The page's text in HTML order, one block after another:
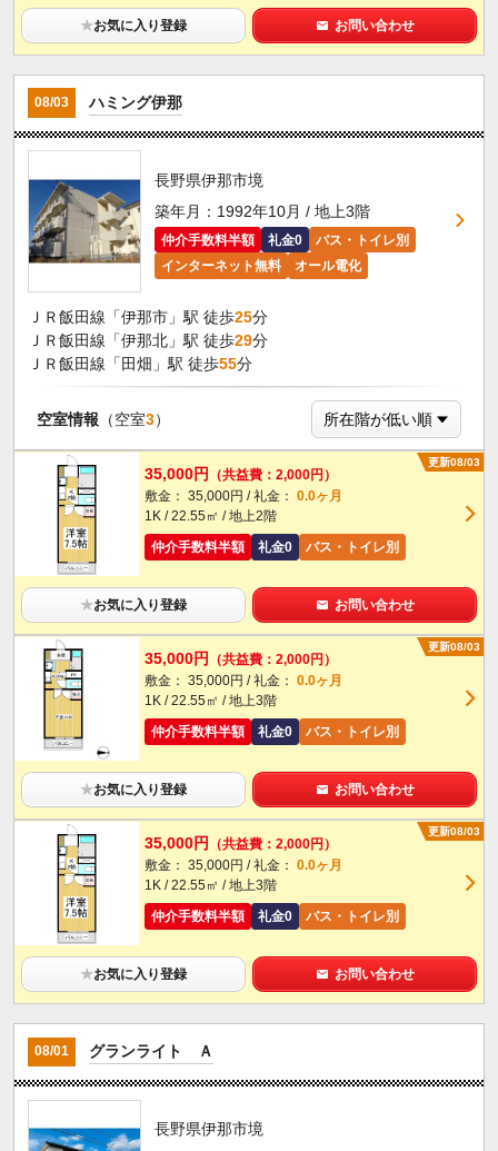
★お気に入り登録 お問い合わせ
08/03 ハミング伊那
長野県伊那市境
築年月：1992年10月 / 地上3階
仲介手数料半額 礼金0
バス・トイレ別
インターネット無料
オール電化
ＪＲ飯田線「伊那市」駅 徒歩25分
ＪＲ飯田線「伊那北」駅 徒歩29分
ＪＲ飯田線「田畑」駅 徒歩55分
空室情報 （空室3）
更新08/03
35,000円
（共益費：2,000円）
敷金： 35,000円 / 礼金： 0.0ヶ月
1K / 22.55㎡ / 地上2階
仲介手数料半額
礼金0 バス・トイレ別
★お気に入り登録 お問い合わせ
更新08/03
35,000円
（共益費：2,000円）
敷金： 35,000円 / 礼金： 0.0ヶ月
1K / 22.55㎡ / 地上3階
仲介手数料半額
礼金0 バス・トイレ別
★お気に入り登録 お問い合わせ
更新08/03
35,000円
（共益費：2,000円）
敷金： 35,000円 / 礼金： 0.0ヶ月
1K / 22.55㎡ / 地上3階
仲介手数料半額
礼金0 バス・トイレ別
★お気に入り登録 お問い合わせ
08/01 グランライト Ａ
長野県伊那市境